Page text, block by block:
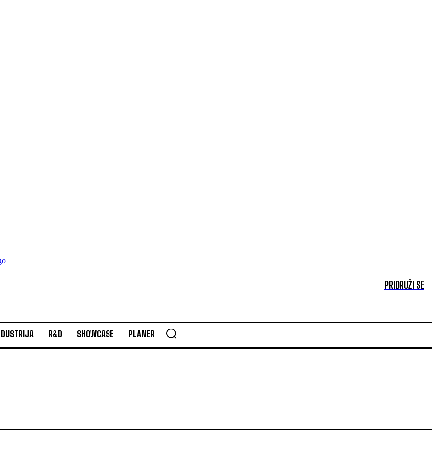
PRIDRUŽI SE
R&D SHOWCASE PLANER